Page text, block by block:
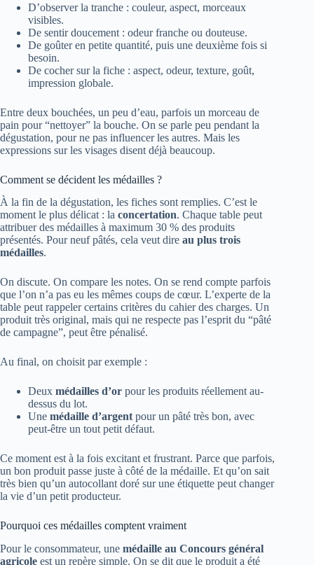
D’observer la tranche : couleur, aspect, morceaux
visibles.
De sentir doucement : odeur franche ou douteuse.
De goûter en petite quantité, puis une deuxième fois si
besoin.
De cocher sur la fiche : aspect, odeur, texture, goût,
impression globale.
Entre deux bouchées, un peu d’eau, parfois un morceau de
pain pour “nettoyer” la bouche. On se parle peu pendant la
dégustation, pour ne pas influencer les autres. Mais les
expressions sur les visages disent déjà beaucoup.
Comment se décident les médailles ?
À la fin de la dégustation, les fiches sont remplies. C’est le
moment le plus délicat : la concertation. Chaque table peut
attribuer des médailles à maximum 30 % des produits
présentés. Pour neuf pâtés, cela veut dire au plus trois
médailles.
On discute. On compare les notes. On se rend compte parfois
que l’on n’a pas eu les mêmes coups de cœur. L’experte de la
table peut rappeler certains critères du cahier des charges. Un
produit très original, mais qui ne respecte pas l’esprit du “pâté
de campagne”, peut être pénalisé.
Au final, on choisit par exemple :
Deux médailles d’or pour les produits réellement au-
dessus du lot.
Une médaille d’argentpour un pâté très bon, avec
peut-être un tout petit défaut.
Ce moment est à la fois excitant et frustrant. Parce que parfois,
un bon produit passe juste à côté de la médaille. Et qu’on sait
très bien qu’un autocollant doré sur une étiquette peut changer
la vie d’un petit producteur.
Pourquoi ces médailles comptent vraiment
Pour le consommateur, une médaille au Concours général
agricole est un repère simple. On se dit que le produit a été